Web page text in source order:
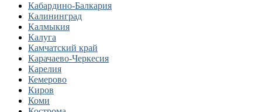
Кабардино-Балкария
Калининград
Калмыкия
Калуга
Камчатский край
Карачаево-Черкесия
Карелия
Кемерово
Киров
Коми